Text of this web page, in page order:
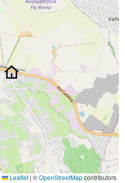
Leaflet | ©OpenStreetMapcontributors